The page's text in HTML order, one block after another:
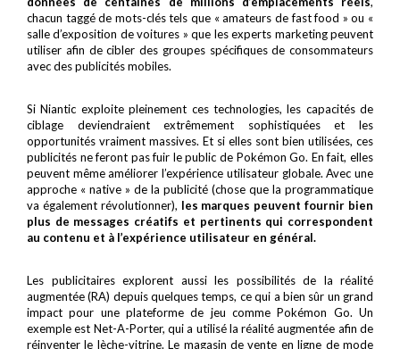
chacun taggé de mots-clés tels que « amateurs de fast food » ou «
salle d’exposition de voitures » que les experts marketing peuvent
utiliser afin de cibler des groupes spécifiques de consommateurs
avec des publicités mobiles.
Si Niantic exploite pleinement ces technologies, les capacités de
ciblage deviendraient extrêmement sophistiquées et les
opportunités vraiment massives. Et si elles sont bien utilisées, ces
publicités ne feront pas fuir le public de Pokémon Go. En fait, elles
peuvent même améliorer l’expérience utilisateur globale. Avec une
approche « native » de la publicité (chose que la programmatique
va également révolutionner), les marques peuvent fournir bien
plus de messages créatifs et pertinents qui correspondent
au contenu et à l’expérience utilisateur en général.
Les publicitaires explorent aussi les possibilités de la réalité
augmentée (RA) depuis quelques temps, ce qui a bien sûr un grand
impact pour une plateforme de jeu comme Pokémon Go. Un
exemple est Net-A-Porter, qui a utilisé la réalité augmentée afin de
réinventer le lèche-vitrine. Le magasin de vente en ligne de mode